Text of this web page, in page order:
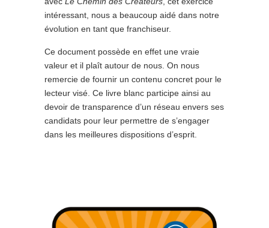
intéressant, nous a beaucoup aidé dans notre
évolution en tant que franchiseur.
Ce document possède en effet une vraie
valeur et il plaît autour de nous. On nous
remercie de fournir un contenu concret pour le
lecteur visé. Ce livre blanc participe ainsi au
devoir de transparence d’un réseau envers ses
candidats pour leur permettre de s’engager
dans les meilleures dispositions d’esprit.